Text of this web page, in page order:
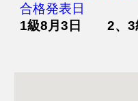
合格発表日
1級8月3 日 2、3